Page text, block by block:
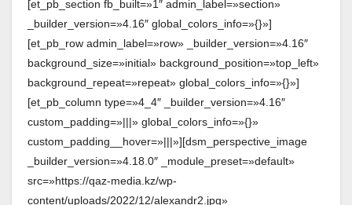
[et_pb_section fb_built=»1″ admin_label=»section»
_builder_version=»4.16″ global_colors_info=»{}»]
[et_pb_row admin_label=»row» _builder_version=»4.16″
background_size=»initial» background_position=»top_left»
background_repeat=»repeat» global_colors_info=»{}»]
[et_pb_column type=»4_4″ _builder_version=»4.16″
custom_padding=»|||» global_colors_info=»{}»
custom_padding__hover=»|||»][dsm_perspective_image
_builder_version=»4.18.0″ _module_preset=»default»
src=»https://qaz-media.kz/wp-
content/uploads/2022/12/alexandr2.jpg»